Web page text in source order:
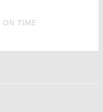
ON TIME